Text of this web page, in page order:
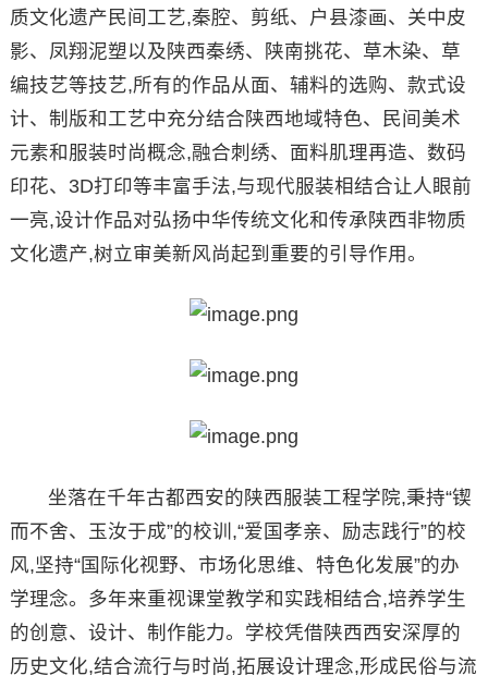
质文化遗产民间工艺,秦腔、剪纸、户县漆画、关中皮
影、凤翔泥塑以及陕西秦绣、陕南挑花、草木染、草
编技艺等技艺,所有的作品从面、辅料的选购、款式设
计、制版和工艺中充分结合陕西地域特色、民间美术
元素和服装时尚概念,融合刺绣、面料肌理再造、数码
印花、3D打印等丰富手法,与现代服装相结合让人眼前
一亮,设计作品对弘扬中华传统文化和传承陕西非物质
文化遗产,树立审美新风尚起到重要的引导作用。
坐落在千年古都西安的陕西服装工程学院,秉持“锲
而不舍、玉汝于成”的校训,“爱国孝亲、励志践行”的校
风,坚持“国际化视野、市场化思维、特色化发展”的办
学理念。多年来重视课堂教学和实践相结合,培养学生
的创意、设计、制作能力。学校凭借陕西西安深厚的
历史文化,结合流行与时尚,拓展设计理念,形成民俗与流